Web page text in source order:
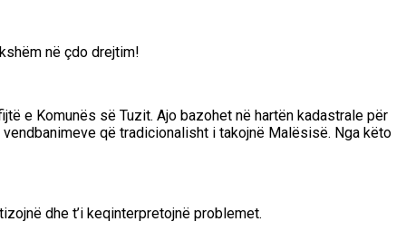
në çdo drejtim!
e Komunës së Tuzit. Ajo bazohet në hartën kadastrale për
që tradicionalisht i takojnë Malësisë. Nga këto
dhe t’i keqinterpretojnë problemet.